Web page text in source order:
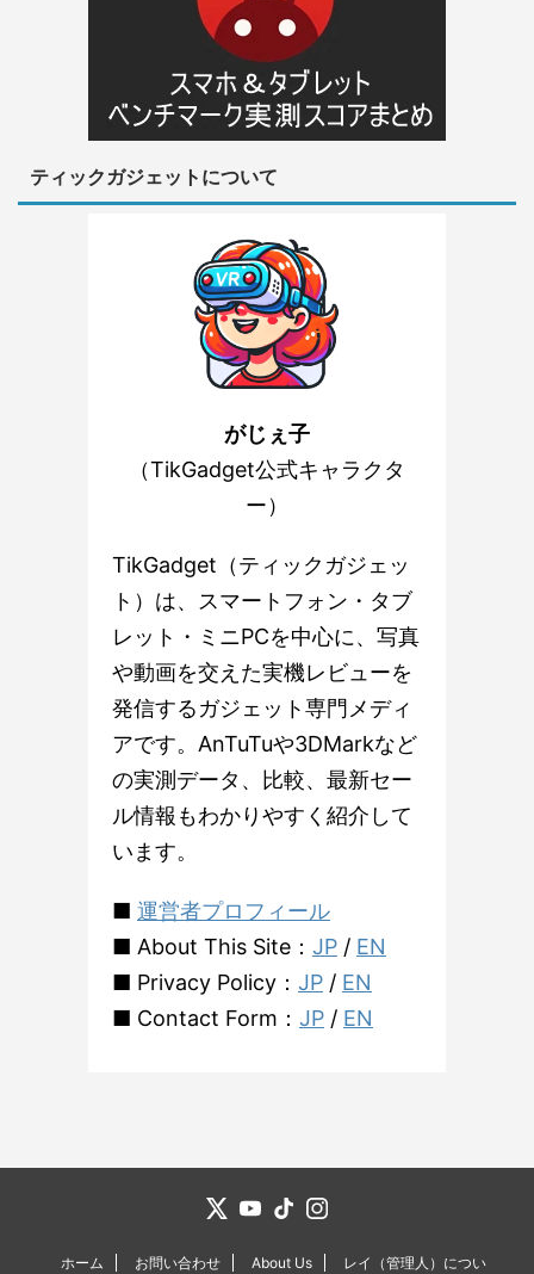
ティックガジェットについて
がじぇ子
（TikGadget公式キャラクタ
ー）
TikGadget（ティックガジェッ
ト）は、スマートフォン・タブ
レット・ミニPCを中心に、写真
や動画を交えた実機レビューを
発信するガジェット専門メディ
アです。AnTuTuや3DMarkなど
の実測データ、比較、最新セー
ル情報もわかりやすく紹介して
います。
■ 運営者プロフィール
■ About This Site： JP / EN
■ Privacy Policy： JP / EN
■ Contact Form： JP / EN
ホーム お問い合わせ About Us レイ（管理人）につい